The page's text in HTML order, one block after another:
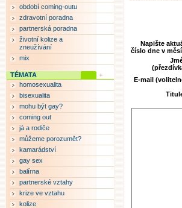
Napište
číslo dne v
E-mail
období coming-outu
zdravotní poradna
partnerská poradna
životní kolize a
zneužívání
mix
TÉMATA
homosexualita
bisexualita
mohu být gay?
coming out
já a rodiče
můžeme porozumět?
kamarádství
gay sex
balírna
partnerské vztahy
krize ve vztahu
kolize